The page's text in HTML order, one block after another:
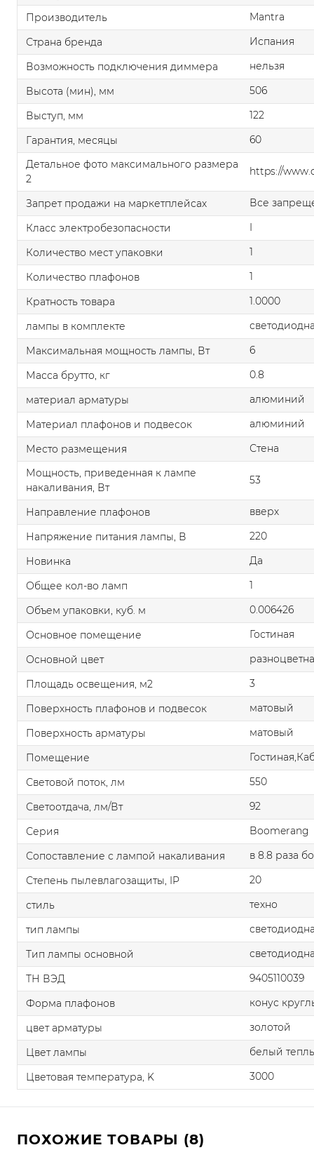
Производитель
Mantra
Страна бренда
Испания
Возможность подключения диммера
нельзя
Высота (мин), мм
506
Выступ, мм
122
Гарантия, месяцы
60
Детальное фото максимального размера
2
https://
Запрет продажи на маркетплейсах
Все
Класс электробезопасности
I
Количество мест упаковки
1
Количество плафонов
1
Кратность товара
1.0000
лампы в комплекте
Максимальная мощность лампы, Вт
6
Масса брутто, кг
0.8
материал арматуры
алюминий
Материал плафонов и подвесок
алюминий
Место размещения
Стена
Мощность, приведенная к лампе
накаливания, Вт
53
Направление плафонов
вверх
Напряжение питания лампы, В
220
Новинка
Да
Общее кол-во ламп
1
Объем упаковки, куб. м
0.006426
Основное помещение
Гостиная
Основной цвет
Площадь освещения, м2
3
Поверхность плафонов и подвесок
матовый
Поверхность арматуры
матовый
Помещение
Световой поток, лм
550
Светоотдача, лм/Вт
92
Серия
Boomerang
Сопоставление с лампой накаливания
в 8.8 раза
Степень пылевлагозащиты, IP
20
стиль
техно
тип лампы
Тип лампы основной
ТН ВЭД
9405110039
Форма плафонов
конус
цвет арматуры
золотой
Цвет лампы
белый
Цветовая температура, K
3000
ПОХОЖИЕ ТОВАРЫ (8)